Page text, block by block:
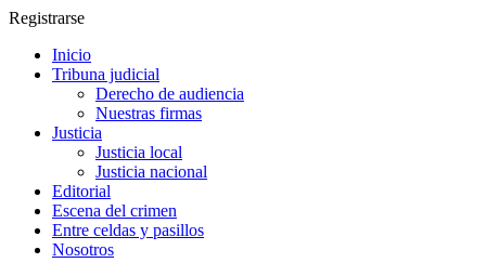
Registrarse
Inicio
Tribuna judicial
Derecho de audiencia
Nuestras firmas
Justicia
Justicia local
Justicia nacional
Editorial
Escena del crimen
Entre celdas y pasillos
Nosotros